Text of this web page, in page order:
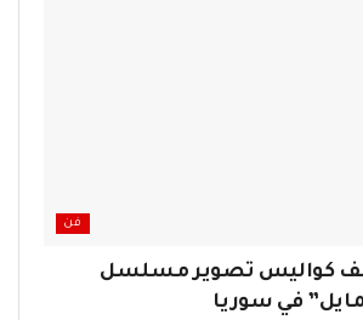
فن
كواليس تصوير مسلسل
في سوريا